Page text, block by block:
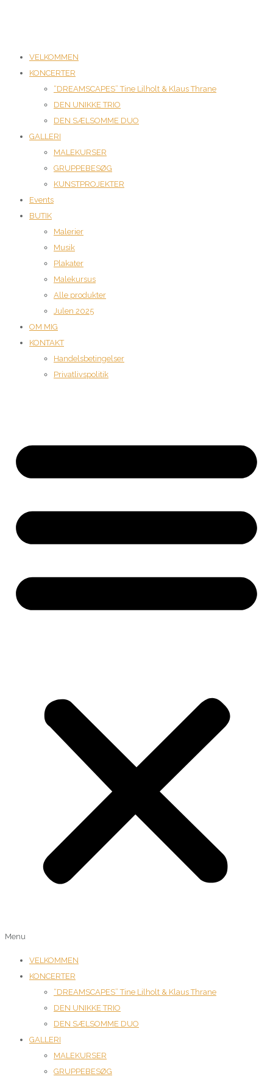
VELKOMMEN
KONCERTER
“DREAMSCAPES” Tine Lilholt & Klaus Thrane
DEN UNIKKE TRIO
DEN SÆLSOMME DUO
GALLERI
MALEKURSER
GRUPPEBESØG
KUNSTPROJEKTER
Events
BUTIK
Malerier
Musik
Plakater
Malekursus
Alle produkter
Julen 2025
OM MIG
KONTAKT
Handelsbetingelser
Privatlivspolitik
Menu
VELKOMMEN
KONCERTER
“DREAMSCAPES” Tine Lilholt & Klaus Thrane
DEN UNIKKE TRIO
DEN SÆLSOMME DUO
GALLERI
MALEKURSER
GRUPPEBESØG